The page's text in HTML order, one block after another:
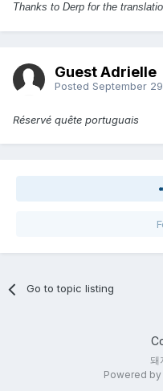
Thanks to Derp for the
Guest Adrielle
Posted September
Réservé quête portuguais
Go to topic listing
돼
Powered